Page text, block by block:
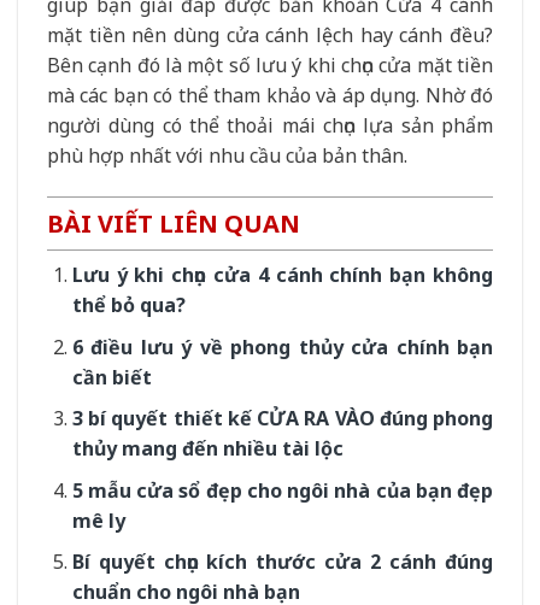
mặt tiền nên dùng cửa cánh lệch hay cánh đều?
Bên cạnh đó là một số lưu ý khi chọn cửa mặt tiền
mà các bạn có thể tham khảo và áp dụng. Nhờ đó
người dùng có thể thoải mái chọn lựa sản phẩm
phù hợp nhất với nhu cầu của bản thân.
BÀI VIẾT LIÊN QUAN
Lưu ý khi chọn cửa 4 cánh chính bạn không
thể bỏ qua?
6 điều lưu ý về phong thủy cửa chính bạn
cần biết
3 bí quyết thiết kế CỬA RA VÀO đúng phong
thủy mang đến nhiều tài lộc
5 mẫu cửa sổ đẹp cho ngôi nhà của bạn đẹp
mê ly
Bí quyết chọn kích thước cửa 2 cánh đúng
chuẩn cho ngôi nhà bạn